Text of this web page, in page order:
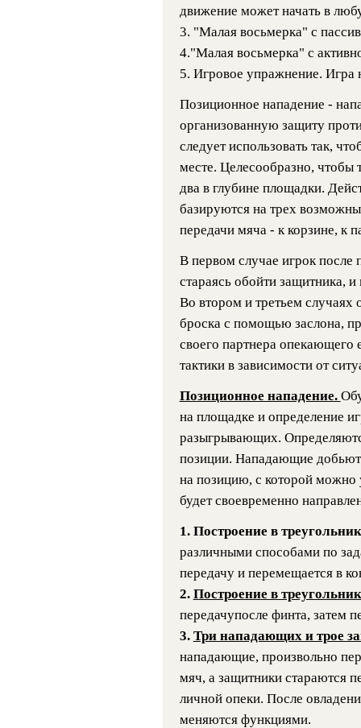
движение может начать в
3. "Малая восьмерка" с
4."Малая восьмерка" с
5. Игровое упражнение. Игра
Позиционное нападение -
организованную защиту
следует использовать так,
месте. Целесообразно, чтобы
два в глубине площадки.
базируются на трех
передачи мяча - к корзине, к
В первом случае игрок после
стараясь обойти защитника,
Во втором и третьем случаях
броска с помощью заслона,
своего партнера опекающего
тактики в зависимости от
Позиционное нападение.
на площадке и определение
разыгрывающих.
позиции. Нападающие
на позицию, с которой можно
будет своевременно
1. Построение в
различными способами по
передачу и перемещается в
2. Построение в
передачупосле финта, затем
3. Три нападающих и трое
нападающие, произвольно
мяч, а защитники стараются
личной опеки. После
меняются функциями.